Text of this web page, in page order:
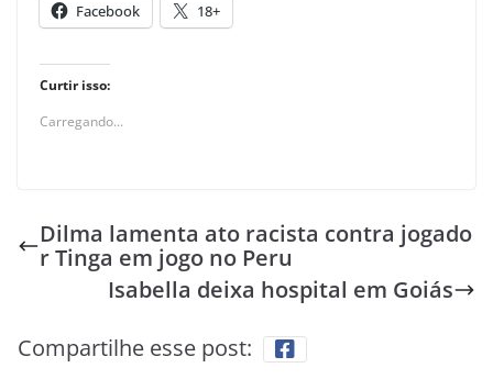
Facebook 18+
Curtir isso:
Carregando...
Dilma lamenta ato racista contra jogado
r Tinga em jogo no Peru
Isabella deixa hospital em Goiás
Compartilhe esse post: